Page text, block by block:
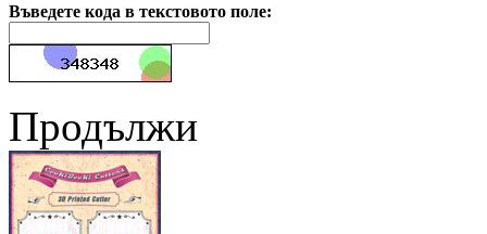
Въведете кода в текстовото поле:
Продължи